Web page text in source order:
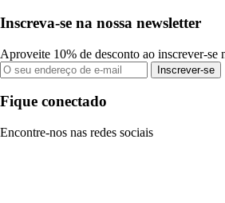
Inscreva-se na nossa newsletter
Aproveite 10% de desconto ao inscrever-se
Inscrever-se
Fique conectado
Encontre-nos nas redes sociais